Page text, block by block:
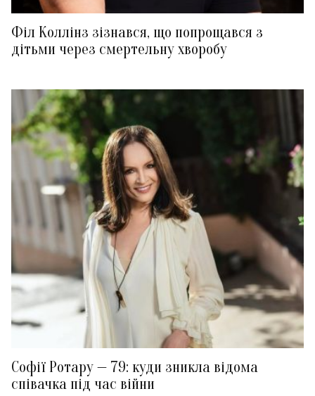
Філ Коллінз зізнався, що попрощався з
дітьми через смертельну хворобу
Софії Ротару — 79: куди зникла відома
співачка під час війни